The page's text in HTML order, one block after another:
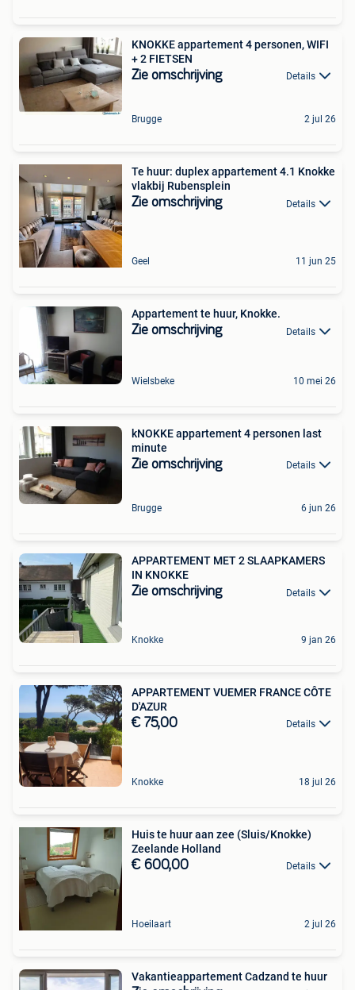
KNOKKE appartement 4 personen, WIFI
+ 2 FIETSEN
Zie omschrijving Details
Brugge 2 jul 26
Te huur: duplex appartement 4.1 Knokke
vlakbij Rubensplein
Zie omschrijving Details
Geel 11 jun 25
Appartement te huur, Knokke.
Zie omschrijving Details
Wielsbeke 10 mei 26
kNOKKE appartement 4 personen last
minute
Zie omschrijving Details
Brugge 6 jun 26
APPARTEMENT MET 2 SLAAPKAMERS
IN KNOKKE
Zie omschrijving Details
Knokke 9 jan 26
APPARTEMENT VUEMER FRANCE CÔTE
D'AZUR
€ 75,00 Details
Knokke 18 jul 26
Huis te huur aan zee (Sluis/Knokke)
Zeelande Holland
€ 600,00 Details
Hoeilaart 2 jul 26
Vakantieappartement Cadzand te huur